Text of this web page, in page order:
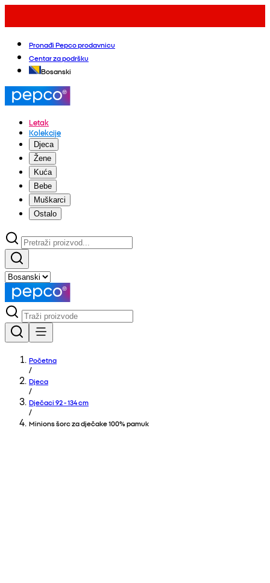
Pronađi Pepco prodavnicu
Centar za podršku
Bosanski
Letak
Kolekcije
Djeca
Žene
Kuća
Bebe
Muškarci
Ostalo
Početna
/
Djeca
/
Dječaci 92 - 134 cm
/
Minions šorc za dječake 100% pamuk